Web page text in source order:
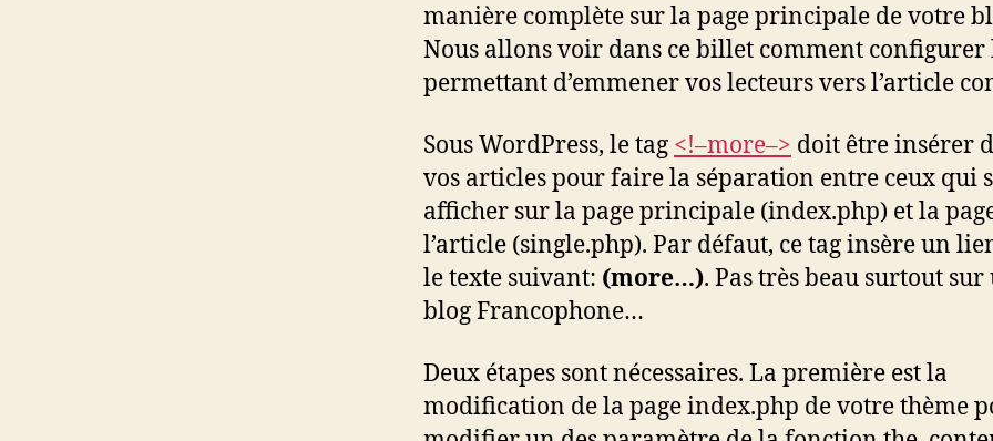
manière complète sur la page principale de votre
Nous allons voir dans ce billet comment
permettant d’emmener vos lecteurs vers l’article
Sous WordPress, le tag <!–more–> doit être insérer
vos articles pour faire la séparation entre ceux qui
afficher sur la page principale (index.php) et la
l’article (single.php). Par défaut, ce tag insère un
le texte suivant: (more…). Pas très beau surtout sur
blog Francophone…
Deux étapes sont nécessaires. La première est la
modification de la page index.php de votre thème